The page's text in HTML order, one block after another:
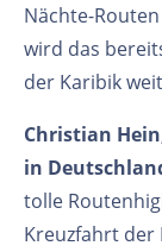
Nächte-
wird das
der Karibik
Christian
in
tolle
Kreuzfahrt der